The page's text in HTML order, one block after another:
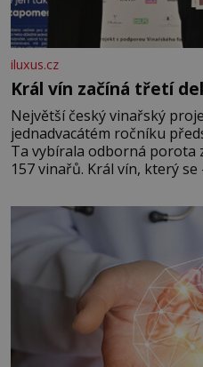
iluxus.cz
Král vín začíná třetí
Největší český vinařský
jednadvacátém ročníku
Ta vybírala odborná porota
157 vinařů. Král vín,